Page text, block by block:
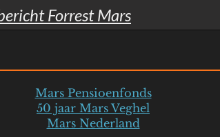
Forrest Mars
Mars Pensioenfonds
50 jaar Mars Veghel
Mars Nederland